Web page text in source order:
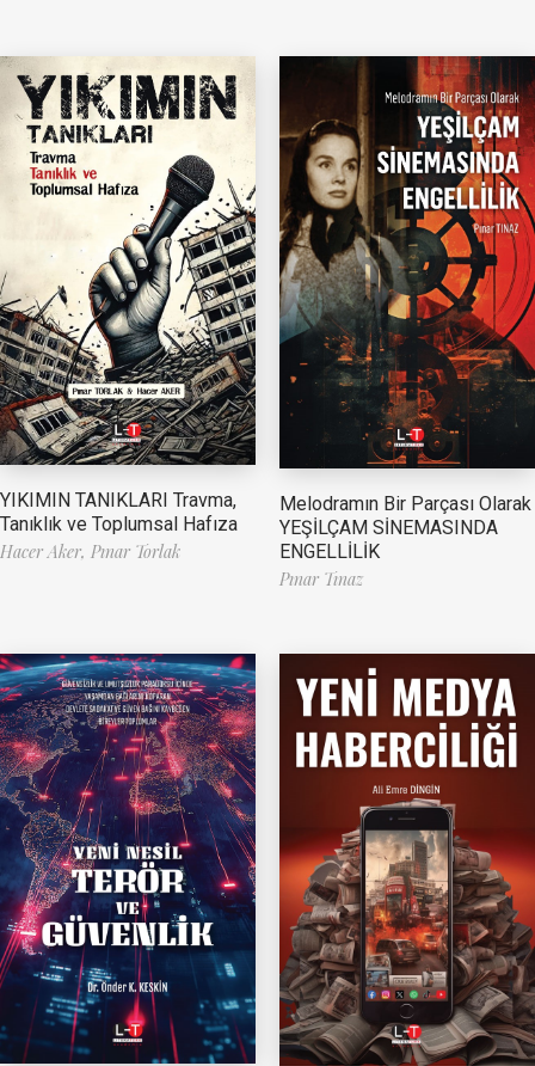
YIKIMIN TANIKLARI Travma,
Tanıklık ve Toplumsal Hafıza
Hacer Aker, Pınar Torlak
Melodramın Bir Parçası Olarak
YEŞİLÇAM SİNEMASINDA
ENGELLİLİK
Pınar Tınaz